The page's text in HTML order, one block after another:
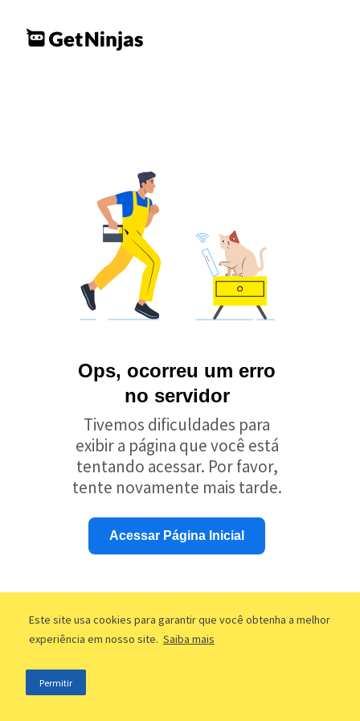
Este site usa cookies para garantir que você obtenha a melhor
experiência em nosso site. Saiba mais
Permitir
Ops, ocorreu um erro
no servidor
Tivemos dificuldades para
exibir a página que você está
tentando acessar. Por favor,
tente novamente mais tarde.
Acessar Página Inicial